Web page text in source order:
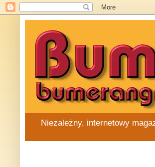
Niezależny, internetowy